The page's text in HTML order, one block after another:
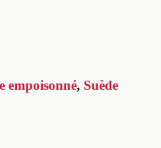
empoisonné, Suède